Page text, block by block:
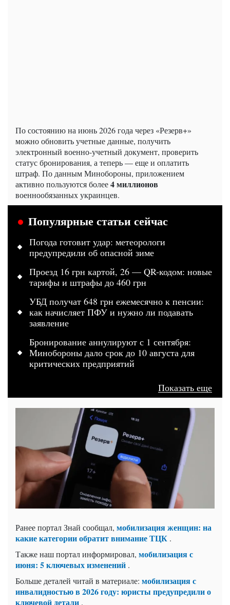
По состоянию на июнь 2026 года через «Резерв+»
можно обновить учетные данные, получить
электронный военно-учетный документ, проверить
статус бронирования, а теперь — еще и оплатить
штраф. По данным Минобороны, приложением
активно пользуются более4 миллионов
военнообязанных украинцев.
Популярные статьи сейчас
Погода готовит удар: метеорологи
предупредили об опасной зиме
Проезд 16 грн картой, 26 — QR-кодом: новые
тарифы и штрафы до 460 грн
УБД получат 648 грн ежемесячно к пенсии:
как начисляет ПФУ и нужно ли подавать
заявление
Бронирование аннулируют с 1 сентября:
Минобороны дало срок до 10 августа для
критических предприятий
Показать еще
Ранее портал Знай сообщал, мобилизация женщин: на
какие категории обратит внимание ТЦК .
Также наш портал информировал, мобилизация с
июня: 5 ключевых изменений .
Больше деталей читай в материале: мобилизация с
инвалидностью в 2026 году: юристы предупредили о
ключевой детали .